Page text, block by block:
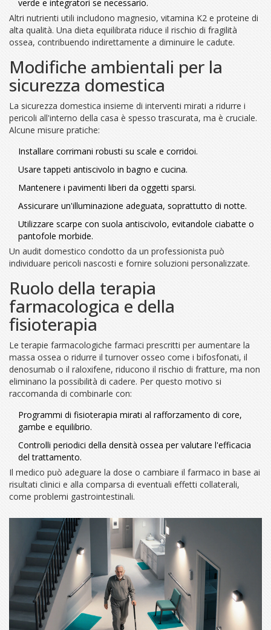
verde e integratori se necessario.
Altri nutrienti utili includono magnesio, vitamina K2 e proteine di
alta qualità. Una dieta equilibrata riduce il rischio di fragilità
ossea, contribuendo indirettamente a diminuire le cadute.
Modifiche ambientali per la
sicurezza domestica
La sicurezza domestica insieme di interventi mirati a ridurre i
pericoli all'interno della casa è spesso trascurata, ma è cruciale.
Alcune misure pratiche:
Installare corrimani robusti su scale e corridoi.
Usare tappeti antiscivolo in bagno e cucina.
Mantenere i pavimenti liberi da oggetti sparsi.
Assicurare un'illuminazione adeguata, soprattutto di notte.
Utilizzare scarpe con suola antiscivolo, evitandole ciabatte o
pantofole morbide.
Un audit domestico condotto da un professionista può
individuare pericoli nascosti e fornire soluzioni personalizzate.
Ruolo della terapia
farmacologica e della
fisioterapia
Leterapie farmacologiche farmaci prescritti per aumentare la
massa ossea o ridurre il turnover osseo come i bifosfonati, il
denosumab o il raloxifene, riducono il rischio di fratture, ma non
eliminano la possibilità di cadere. Per questo motivo si
raccomanda di combinarle con:
Programmi di fisioterapia mirati al rafforzamento di core,
gambe e equilibrio.
Controlli periodici della densità ossea per valutare l'efficacia
del trattamento.
Il medico può adeguare la dose o cambiare il farmaco in base ai
risultati clinici e alla comparsa di eventuali effetti collaterali,
come problemi gastrointestinali.